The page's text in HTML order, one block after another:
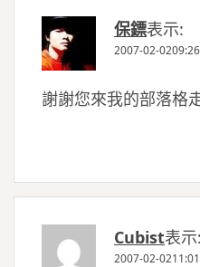
保鏢表示:
2007-02-
謝謝您來我的部落格
Cubist表示:
2007-02-